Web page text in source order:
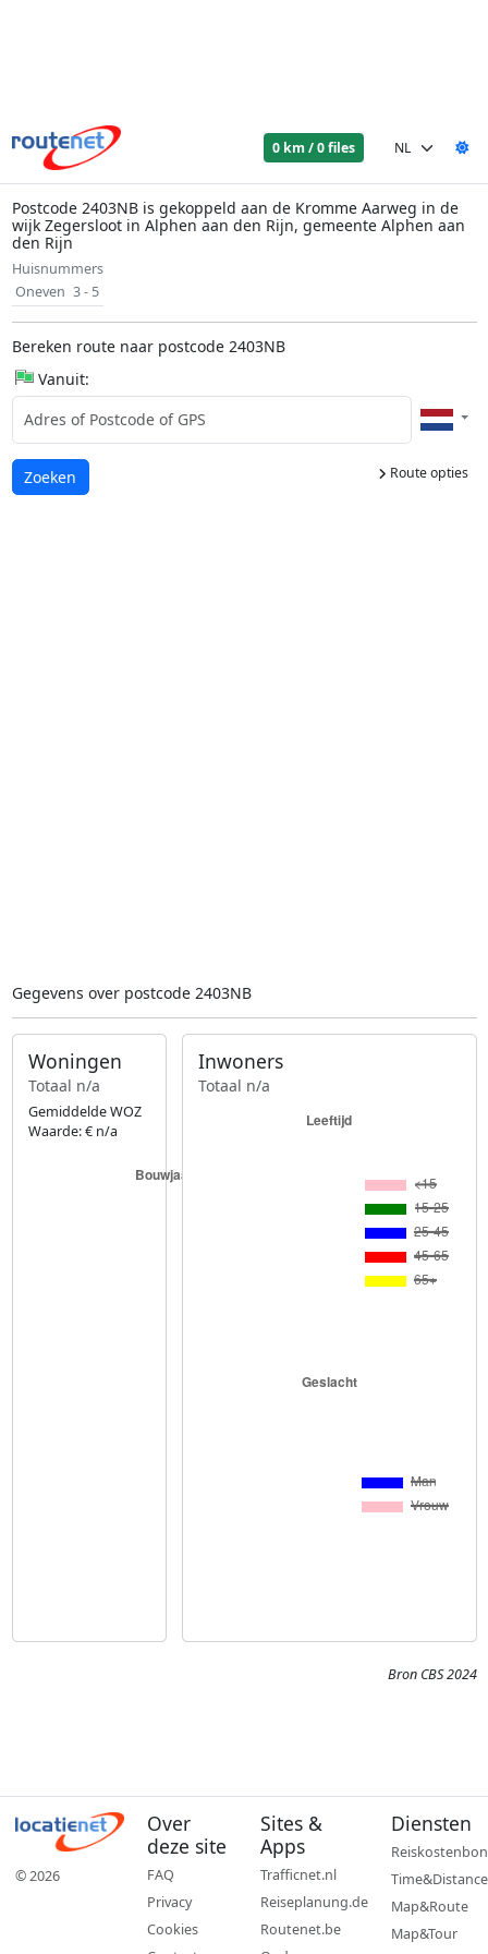
0 km / 0 files
Postcode 2403NB is gekoppeld aan de Kromme Aarweg in de
wijk Zegersloot in Alphen aan den Rijn, gemeente Alphen aan
den Rijn
Huisnummers
Oneven 3 - 5
Bereken route naar postcode 2403NB
Vanuit:
Route opties
Laden...
Zoeken
Gegevens over postcode 2403NB
Woningen
Totaal n/a
Gemiddelde WOZ
Waarde: € n/a
Inwoners
Totaal n/a
Bron CBS 2024
© 2026
Over
deze site
FAQ
Privacy
Cookies
Sites &
Apps
Trafficnet.nl
Reiseplanung.de
Routenet.be
Diensten
Reiskostenbon
Time&Distance
Map&Route
Map&Tour